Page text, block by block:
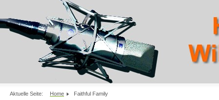
Aktuelle Seite: Home Faithful Family